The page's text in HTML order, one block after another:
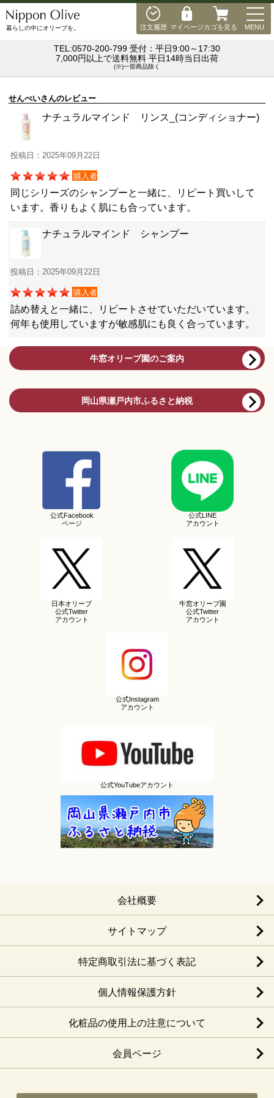
注文履歴 マイページカゴを見る MENU
暮らしの中にオリーブを。
TEL:0570-200-799 受付：平日9:00～17:30
7,000円以上で送料無料 平日14時当日出荷
(※)一部商品除く
せんべいさんのレビュー
ナチュラルマインド リンス_(コンディショナー)
投稿日：2025年09月22日
購入者
同じシリーズのシャンプーと一緒に、リピート買いして
います。香りもよく肌にも合っています。
ナチュラルマインド シャンプー
投稿日：2025年09月22日
購入者
詰め替えと一緒に、リピートさせていただいています。
何年も使用していますが敏感肌にも良く合っています。
牛窓オリーブ園のご案内
岡山県瀬戸内市ふるさと納税
公式Facebook
ページ
公式LINE
アカウント
日本オリーブ
公式Twitter
アカウント
牛窓オリーブ園
公式Twitter
アカウント
公式Instagram
アカウント
公式YouTubeアカウント
会社概要
サイトマップ
特定商取引法に基づく表記
個人情報保護方針
化粧品の使用上の注意について
会員ページ